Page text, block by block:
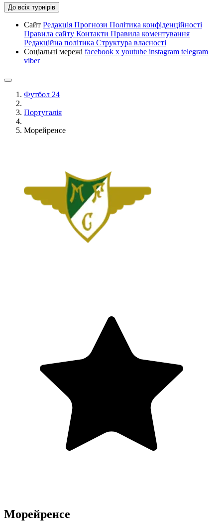
До всіх турнірів
Сайт Редакція Прогнози Політика конфіденційності
Правила сайту Контакти Правила коментування
Редакційна політика Структура власності
Соціальні мережі facebook x youtube instagram telegram
viber
Футбол 24
Португалія
Морейренсе
Морейренсе